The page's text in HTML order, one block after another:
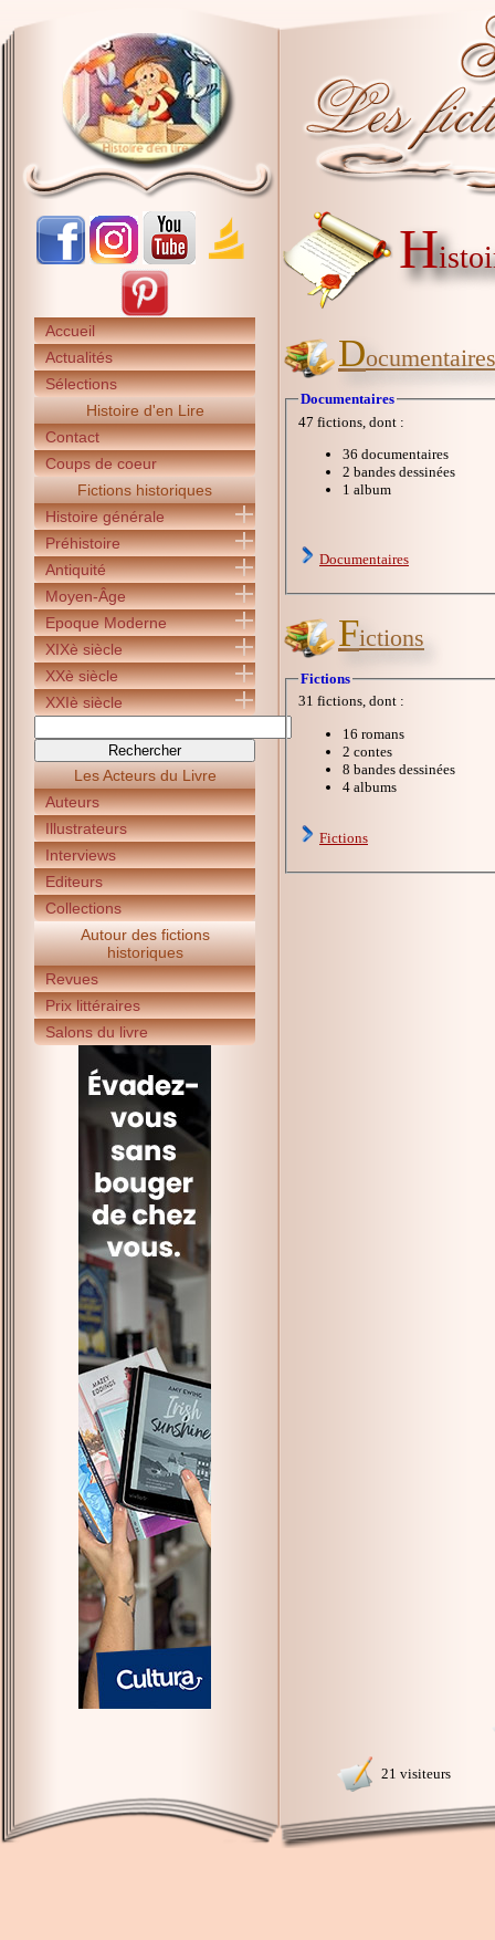
Accueil
Actualités
Sélections
Histoire d'en Lire
Contact
Coups de coeur
Fictions historiques
Histoire générale
Préhistoire
Antiquité
Moyen-Âge
Epoque Moderne
XIXè siècle
XXè siècle
XXIè siècle
Les Acteurs du Livre
Auteurs
Illustrateurs
Interviews
Editeurs
Collections
Autour des fictions
historiques
Revues
Prix littéraires
Salons du livre
H
Documentaires
Documentaires
47 fictions, dont :
36 documentaires
2 bandes dessinées
1 album
Documentaires
Fictions
Fictions
31 fictions, dont :
16 romans
2 contes
8 bandes dessinées
4 albums
Fictions
21 visiteurs